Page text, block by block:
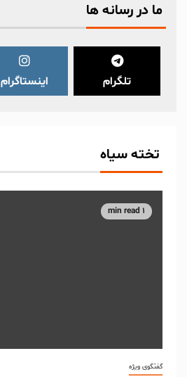
ما در رسانه ها
تلگرام اینستاگرام
تخته سیاه
1 min read
گفتگوی ویژه